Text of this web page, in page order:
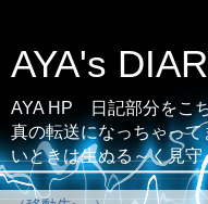
AYA's
AYA HP 日記部分をこ
真の転送になっちゃっ
いときは生ぬる～く見